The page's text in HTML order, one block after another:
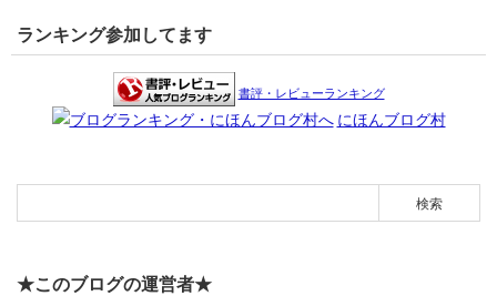
ランキング参加してます
書評・レビューランキング
にほんブログ村
★このブログの運営者★